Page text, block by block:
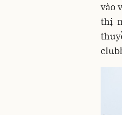
vào
thị